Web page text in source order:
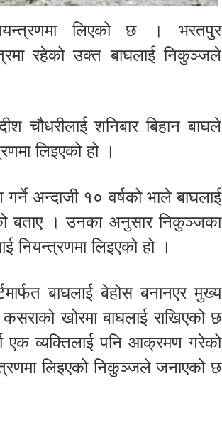
लिएको छ । भरतपुर
रहेको उक्त बाघलाई निकुञ्जले
चौधरीलाई शनिबार बिहान बाघले
लिइएको हो ।
अन्दाजी १० वर्षको भाले बाघलाई
बताए । उनका अनुसार निकुञ्जका
नियन्त्रणमा लिइएको हो ।
बाघलाई बेहोस बनानएर मुख्य
खोरमा बाघलाई राखिएको छ
एक व्यक्तिलाई पनि आक्रमण गरेको
लिइएको निकुञ्जले जनाएको छ